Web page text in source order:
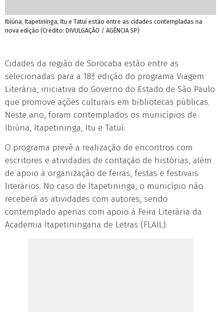
Ibiúna, Itapetininga, Itu e Tatuí estão entre as cidades contempladas na
nova edição (Crédito: DIVULGAÇÃO / AGÊNCIA SP)
Cidades da região de Sorocaba estão entre as
selecionadas para a 18ª edição do programa Viagem
Literária, iniciativa do Governo do Estado de São Paulo
que promove ações culturais em bibliotecas públicas.
Neste ano, foram contemplados os municípios de
Ibiúna, Itapetininga, Itu e Tatuí.
O programa prevê a realização de encontros com
escritores e atividades de contação de histórias, além
de apoio à organização de feiras, festas e festivais
literários. No caso de Itapetininga, o município não
receberá as atividades com autores, sendo
contemplado apenas com apoio à Feira Literária da
Academia Itapetiningana de Letras (FLAIL).